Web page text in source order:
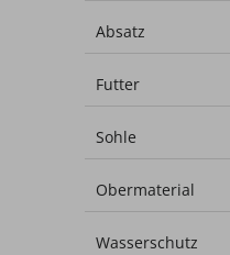
Absatz
2-4 cm
Futter
Warmfutter
Sohle
Gummi
Obermaterial
Leder
Wasserschutz